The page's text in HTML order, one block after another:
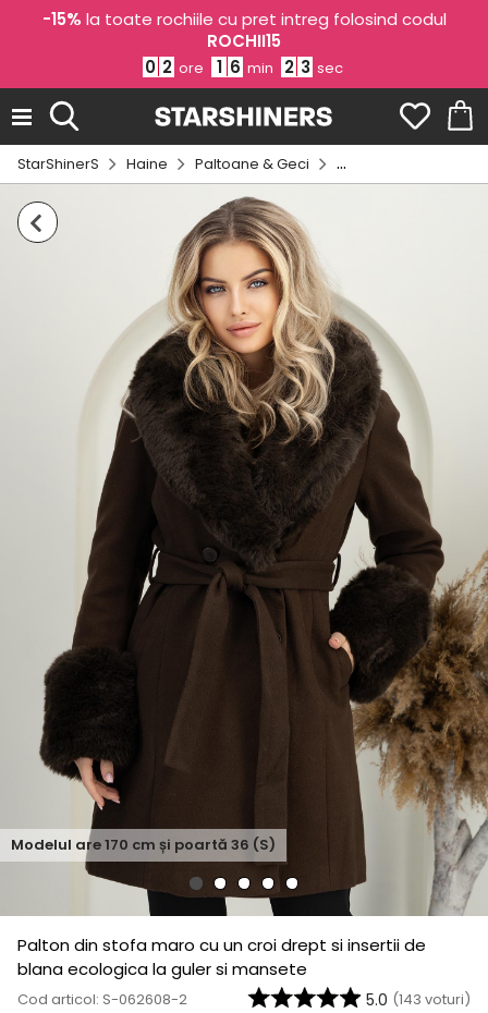
-15% la toate rochiile cu pret intreg folosind codul
ROCHII15
0 2 ore 1 6 min 2 3 sec
StarShinerS Haine Paltoane & Geci Paltoane dama
Modelul are170 cm și poartă 36 (S)
Palton din stofa maro cu un croi drept si insertii de
blana ecologica la guler si mansete
Cod articol: S-062608-2 5.0 (143 voturi)